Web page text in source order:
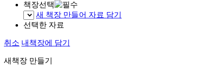
책장선택
새 책장 만들어 자료 담기
선택한 자료
취소 내책장에 담기
새책장 만들기